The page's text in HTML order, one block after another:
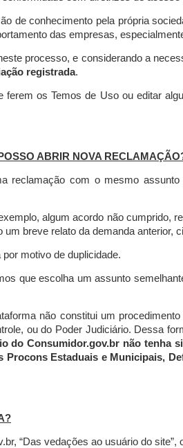
de conhecimento pela própria
das empresas,
processo, e considerando a
registrada.
os Temos de Uso ou editar
ABRIR NOVA
reclamação com o mesmo
algum acordo não cumprido,
breve relato da demanda anterior,
motivo de duplicidade.
que escolha um assunto
não constitui um
ou do Poder Judiciário. Dessa
do Consumidor.gov.br não
Estaduais e Municipais,
“Das vedações ao usuário do site”,